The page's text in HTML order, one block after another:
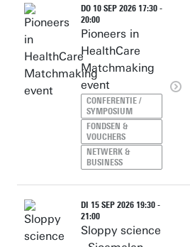
DO 10 SEP 2026 17:30 -
20:00
Pioneers in
HealthCare
Matchmaking
event
CONFERENTIE /
SYMPOSIUM
FONDSEN &
VOUCHERS
NETWERK &
BUSINESS
DI 15 SEP 2026 19:30 -
21:00
Sloppy science